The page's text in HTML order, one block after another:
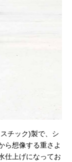
チック)製で、シ
ら想像する重さよ
仕上げになってお